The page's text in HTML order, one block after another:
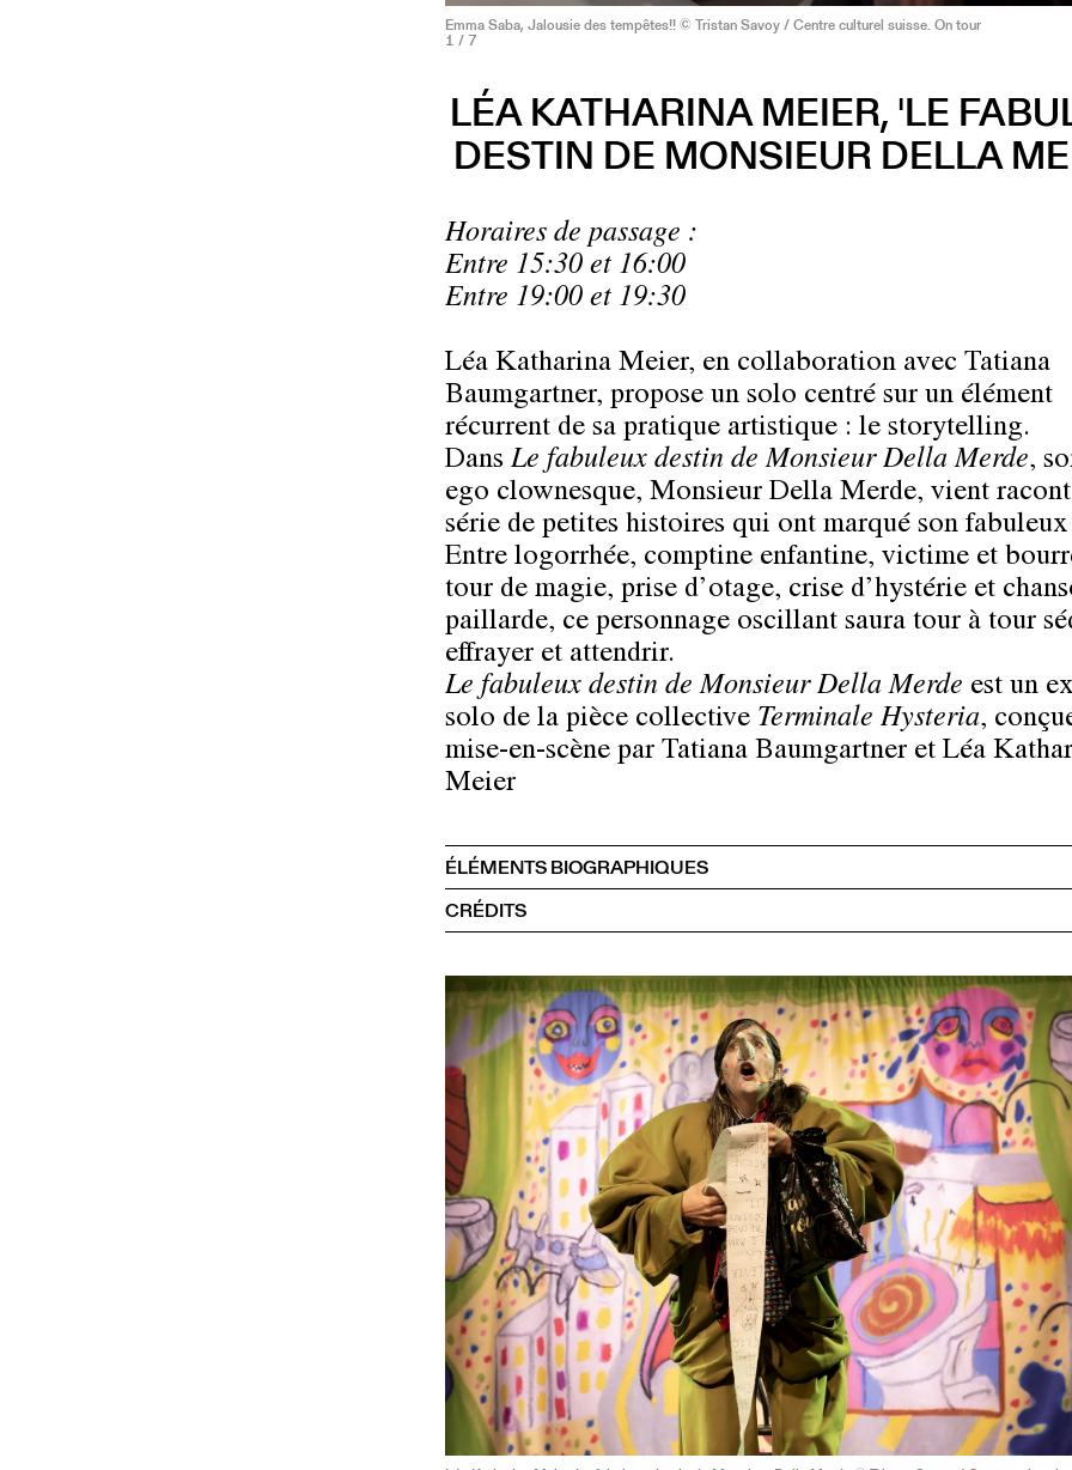
Emma Saba, Jalousie des tempêtes!! © Tristan Savoy / Centre culturel suisse. On tour
1 / 7
LÉA KATHARINA MEIER, 'LE
DESTIN DE MONSIEUR DELLA
Horaires de passage :
Entre 15:30 et 16:00
Entre 19:00 et 19:30
Léa Katharina Meier, en collaboration avec Tatiana
Baumgartner, propose un solo centré sur un élément
récurrent de sa pratique artistique : le storytelling.
Dans Le fabuleux destin de Monsieur Della Merde,
ego clownesque, Monsieur Della Merde, vient
série de petites histoires qui ont marqué son
Entre logorrhée, comptine enfantine, victime et
tour de magie, prise d’otage, crise d’hystérie et
paillarde, ce personnage oscillant saura tour à tour
effrayer et attendrir.
Le fabuleux destin de Monsieur Della Merde est un
solo de la pièce collective Terminale Hysteria,
mise-en-scène par Tatiana Baumgartner et Léa
Meier
ÉLÉMENTS BIOGRAPHIQUES
CRÉDITS